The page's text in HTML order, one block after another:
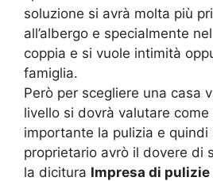
soluzione si avrà molta più
all’albergo e specialmente
coppia e si vuole intimità
famiglia.
Però per scegliere una casa
livello si dovrà valutare
importante la pulizia e quindi
proprietario avrò il dovere di
la dicitura Impresa di